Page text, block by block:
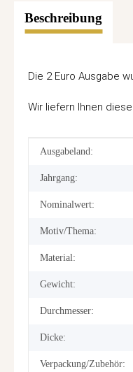
Beschreibung
Die 2 Euro Ausgabe
Wir liefern Ihnen
Wert
Ausgabeland:
Jahrgang:
Nominalwert:
Motiv/Thema:
Material:
Gewicht:
Durchmesser:
Dicke:
Verpackung/Zubehör: